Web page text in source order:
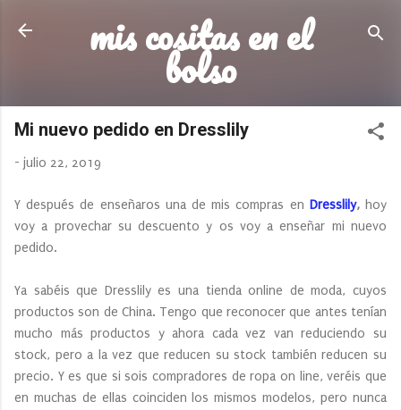
Ir al contenido principal
mis cositas en el
bolso
Mi nuevo pedido en Dresslily
- julio 22, 2019
Y después de enseñaros una de mis compras en Dresslily,hoy
voy a provechar su descuento y os voy a enseñar mi nuevo
pedido.
Ya sabéis que Dresslily es una tienda online de moda, cuyos
productos son de China. Tengo que reconocer que antes tenían
mucho más productos y ahora cada vez van reduciendo su
stock, pero a la vez que reducen su stock también reducen su
precio. Y es que si sois compradores de ropa on line, veréis que
en muchas de ellas coinciden los mismos modelos, pero nunca